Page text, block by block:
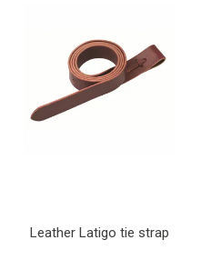
Leather Latigo tie strap